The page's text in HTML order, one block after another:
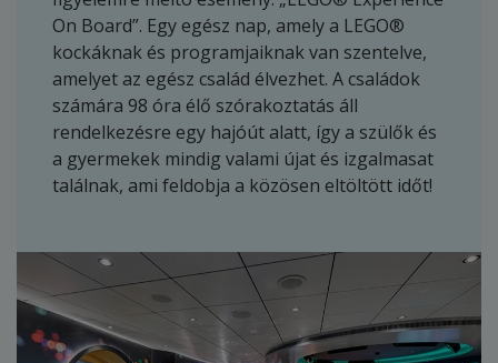
On Board”. Egy egész nap, amely a LEGO®
kockáknak és programjaiknak van szentelve,
amelyet az egész család élvezhet. A családok
számára 98 óra élő szórakoztatás áll
rendelkezésre egy hajóút alatt, így a szülők és
a gyermekek mindig valami újat és izgalmasat
találnak, ami feldobja a közösen eltöltött időt!